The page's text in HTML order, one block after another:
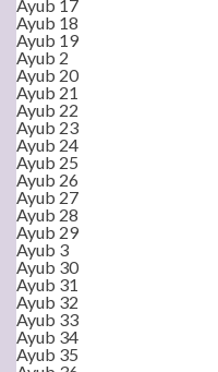
Ayub 17
Ayub 18
Ayub 19
Ayub 2
Ayub 20
Ayub 21
Ayub 22
Ayub 23
Ayub 24
Ayub 25
Ayub 26
Ayub 27
Ayub 28
Ayub 29
Ayub 3
Ayub 30
Ayub 31
Ayub 32
Ayub 33
Ayub 34
Ayub 35